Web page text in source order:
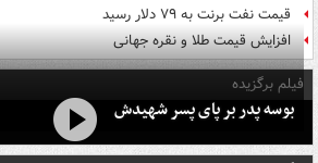
قیمت نفت برنت به ۷۹ دلار رسید
افزایش قیمت طلا و نقره جهانی
فیلم برگزیده
بوسه‌ پدر بر پای پسر شهیدش